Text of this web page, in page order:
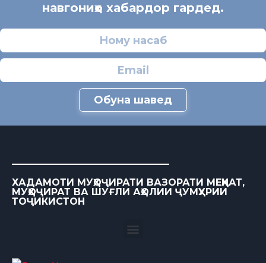
навгониҳо хабардор гардед.
Обуна шавед
ХАДАМОТИ МУҲОҶИРАТИ ВАЗОРАТИ МЕҲНАТ,
МУҲОҶИРАТ ВА ШУҒЛИ АҲОЛИИ ҶУМҲУРИИ
ТОҶИКИСТОН